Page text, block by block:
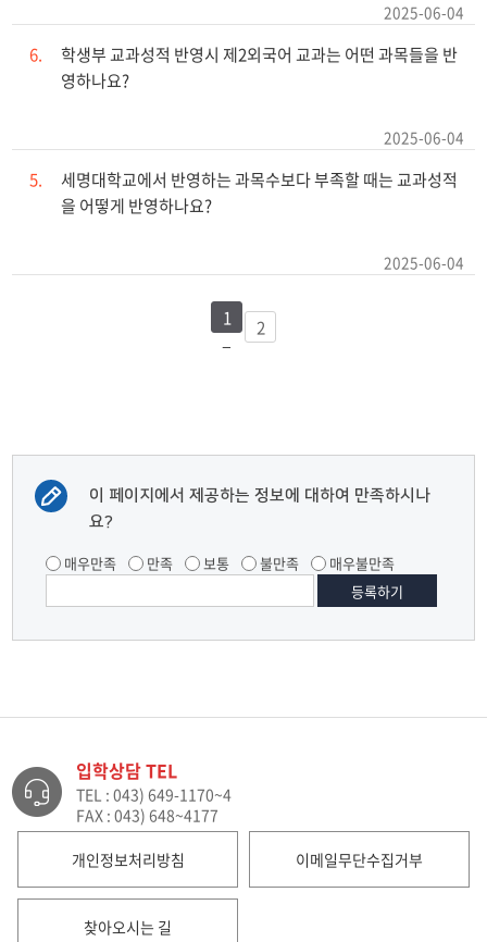
2025-06-04
6.
학생부 교과성적 반영시 제2외국어 교과는 어떤 과목들을 반
영하나요?
2025-06-04
5.
세명대학교에서 반영하는 과목수보다 부족할 때는 교과성적
을 어떻게 반영하나요?
2025-06-04
1 2
이 페이지에서 제공하는 정보에 대하여 만족하시나
요?
매우만족 만족 보통 불만족 매우불만족
입학상담 TEL
TEL : 043) 649-1170~4
FAX : 043) 648~4177
개인정보처리방침 이메일무단수집거부
찾아오시는 길